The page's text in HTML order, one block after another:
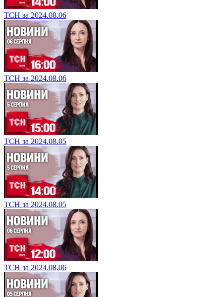
ТСН за 2024.08.06
ТСН за 2024.08.06
ТСН за 2024.08.05
ТСН за 2024.08.05
ТСН за 2024.08.06